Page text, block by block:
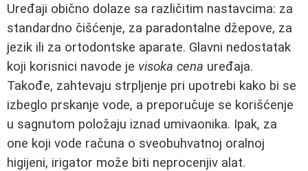
Uređaji obično dolaze sa različitim nastavcima: za
standardno čišćenje, za paradontalne džepove, za
jezik ili za ortodontske aparate. Glavni nedostatak
koji korisnici navode je visoka cena uređaja.
Takođe, zahtevaju strpljenje pri upotrebi kako bi se
izbeglo prskanje vode, a preporučuje se korišćenje
u sagnutom položaju iznad umivaonika. Ipak, za
one koji vode računa o sveobuhvatnoj oralnoj
higijeni, irigator može biti neprocenjiv alat.